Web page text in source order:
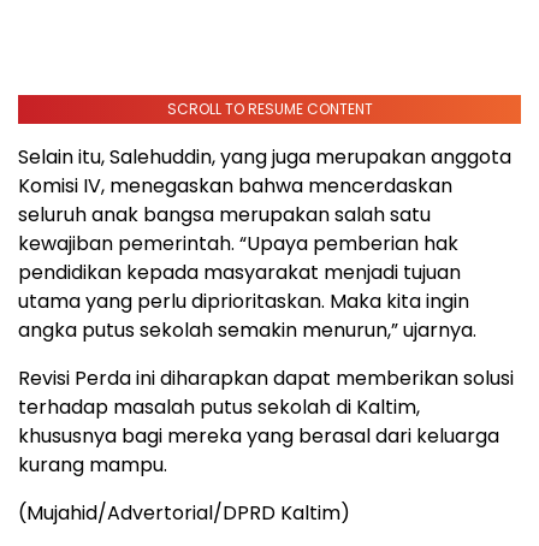
SCROLL TO RESUME CONTENT
Selain itu, Salehuddin, yang juga merupakan anggota
Komisi IV, menegaskan bahwa mencerdaskan
seluruh anak bangsa merupakan salah satu
kewajiban pemerintah. “Upaya pemberian hak
pendidikan kepada masyarakat menjadi tujuan
utama yang perlu diprioritaskan. Maka kita ingin
angka putus sekolah semakin menurun,” ujarnya.
Revisi Perda ini diharapkan dapat memberikan solusi
terhadap masalah putus sekolah di Kaltim,
khususnya bagi mereka yang berasal dari keluarga
kurang mampu.
(Mujahid/Advertorial/DPRD Kaltim)